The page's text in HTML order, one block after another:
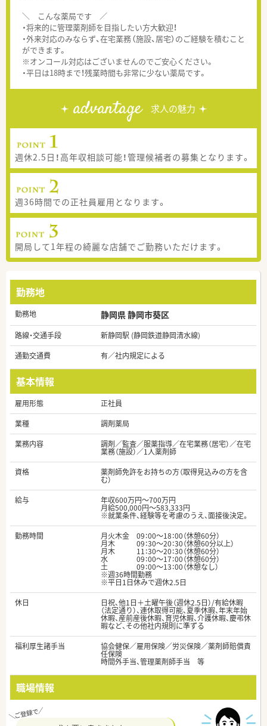
＼ こんな薬局です ／
・将来的に管理薬剤師を目指したい方大歓迎！
・外来対応のみならず、在宅業務（施設、居宅）のご経験を積むこと
ができます。
※オンコール対応はございませんのでご安心ください。
・平日は18時まで！残業時間も非常に少ない薬局です。
advantage 求人の魅力
週休2.5日！高年収相談可能！管理候補者の募集となります。
週36時間での正社員雇用となります。
開局して1年程の綺麗な店舗でご勤務いただけます。
勤務地
勤務地 静岡県 静岡市葵区
路線・交通手段
新静岡駅 (静岡鉄道静岡清水線)
通勤交通費
有／社内規定による
基本情報
雇用形態
正社員
業種
調剤薬局
業務内容
調剤／監査／服薬指導／在宅業務（居宅）／在宅
業務（施設）／1人薬剤師
資格
薬剤師免許をお持ちの方（取得見込みの方を含
む）
給与
年収600万円～700万円
月給500,000円～583,333円
※就業条件、経験等を考慮のうえ、面接後決定。
勤務時間
月火木金 09：00～18：00（休憩60分）
月木 09：30～20：30（休憩60分以上）
月木 11：30～20：30（休憩60分）
水 09：00～17：00（休憩60分）
土 09：00～13：00（休憩なし）
※週36時間勤務
※平日1日休みで週休2.5日
休日
日祝、他1日＋土曜午後（週休2.5日）/有給休暇
（法定通り）、連休取得可能、夏季休暇、年末年始
休暇、産前産後休暇、育児休暇、介護休暇、慶弔休
暇など、その他社内規則に準ずる
福利厚生諸手当
協会健保／雇用保険／労災保険／薬剤師賠償責
任保険
時間外手当、管理薬剤師手当 等
職場情報